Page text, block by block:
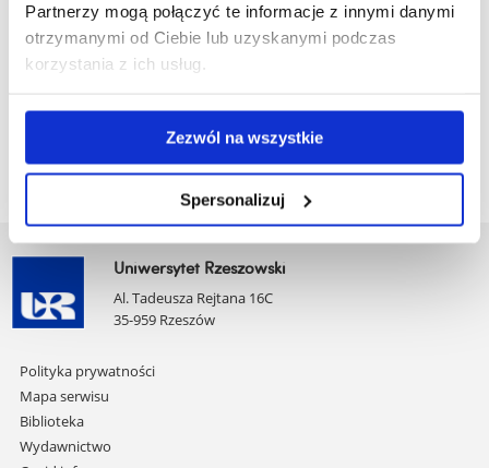
Partnerzy mogą połączyć te informacje z innymi danymi
otrzymanymi od Ciebie lub uzyskanymi podczas
korzystania z ich usług.
Zezwól na wszystkie
Spersonalizuj
Sylabusy dla cyklu kształcenia od roku 2025/2026
Uniwersytet Rzeszowski
Al. Tadeusza Rejtana 16C
35-959 Rzeszów
Pomiń
nawigację
i
przejdź
Polityka prywatności
Mapa serwisu
Biblioteka
Wydawnictwo